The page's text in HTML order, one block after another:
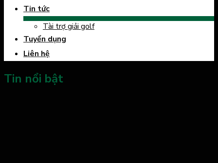
Tin tức
Tài trợ giải golf
Tuyển dụng
Liên hệ
Tin nổi bật